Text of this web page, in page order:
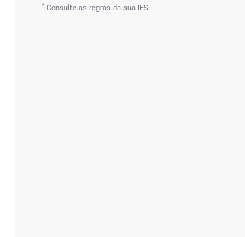
*Consulte as regras da sua IES.